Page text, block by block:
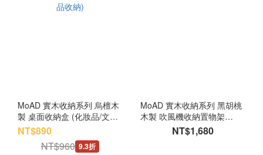
MoAD 實木收納系列 烏檀木
製 桌面收納盒 (化妝品/文具/
飾品收納)
NT$890
NT$960 9.3折
MoAD 實木收納系列 黑胡桃
木製 吹風機收納置物架
NT$1,680